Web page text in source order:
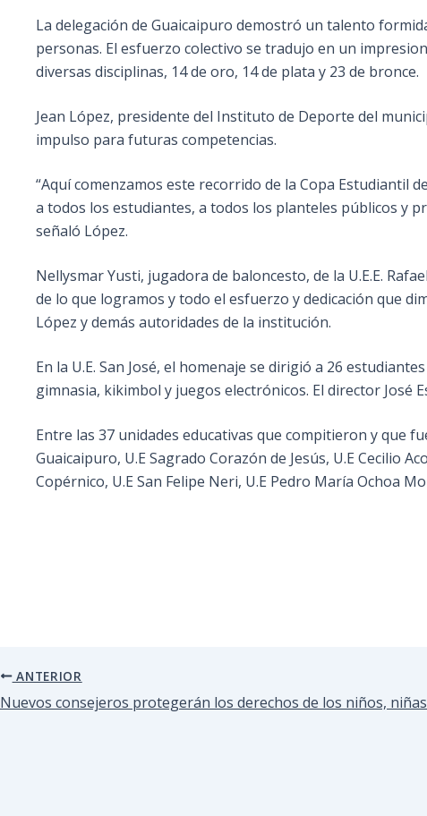
La delegación de Guaicaipuro demostró un talento
personas. El esfuerzo colectivo se tradujo en un
diversas disciplinas, 14 de oro, 14 de plata y 23 de bronce.
Jean López, presidente del Instituto de Deporte del
impulso para futuras competencias.
“Aquí comenzamos este recorrido de la Copa Estudiantil
a todos los estudiantes, a todos los planteles públicos y
señaló López.
Nellysmar Yusti, jugadora de baloncesto, de la U.E.E.
de lo que logramos y todo el esfuerzo y dedicación que
López y demás autoridades de la institución.
En la U.E. San José, el homenaje se dirigió a 26
gimnasia, kikimbol y juegos electrónicos. El director José
Entre las 37 unidades educativas que compitieron y que
Guaicaipuro, U.E Sagrado Corazón de Jesús, U.E Cecilio
Copérnico, U.E San Felipe Neri, U.E Pedro María Ochoa
ANTERIOR
Nuevos consejeros protegerán los derechos de los niños,